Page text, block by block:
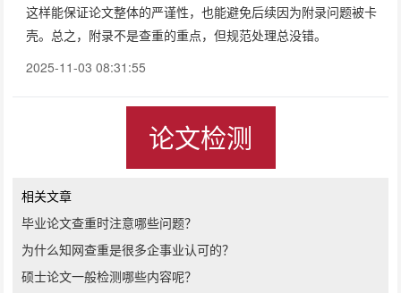
这样能保证论文整体的严谨性，也能避免后续因为附录问题被卡
壳。总之，附录不是查重的重点，但规范处理总没错。
2025-11-03 08:31:55
论文检测
相关文章
毕业论文查重时注意哪些问题？
为什么知网查重是很多企事业认可的？
硕士论文一般检测哪些内容呢？